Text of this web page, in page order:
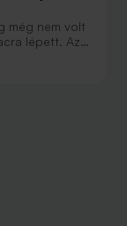
még nem volt
lépett. Az
a